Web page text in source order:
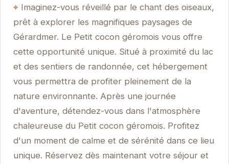
Imaginez-vous réveillé par le chant des oiseaux,
prêt à explorer les magnifiques paysages de
Gérardmer. Le Petit cocon géromois vous offre
cette opportunité unique. Situé à proximité du lac
et des sentiers de randonnée, cet hébergement
vous permettra de profiter pleinement de la
nature environnante. Après une journée
d'aventure, détendez-vous dans l'atmosphère
chaleureuse du Petit cocon géromois. Profitez
d'un moment de calme et de sérénité dans ce lieu
unique. Réservez dès maintenant votre séjour et